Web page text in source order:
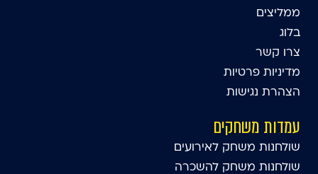
ממליצים
בלוג
צרו קשר
מדיניות פרטיות
הצהרת נגישות
עמדות משחקים
שולחנות משחק לאירועים
שולחנות משחק להשכרה